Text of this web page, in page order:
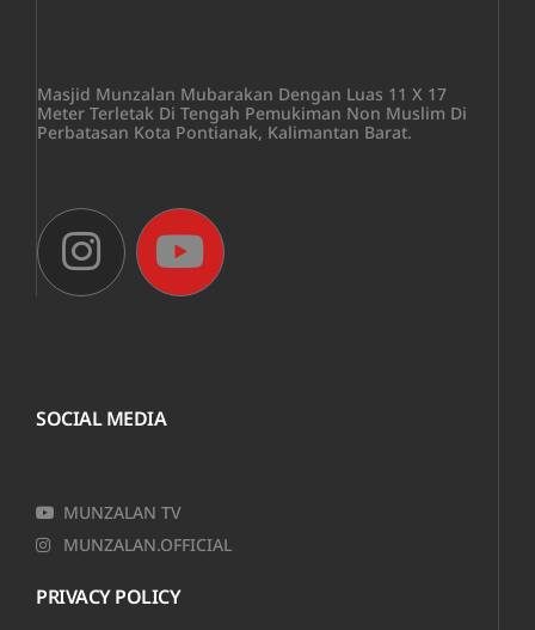
Masjid Munzalan Mubarakan Dengan Luas 11 X 17
Meter Terletak Di Tengah Pemukiman Non Muslim Di
Perbatasan Kota Pontianak, Kalimantan Barat.
SOCIAL MEDIA
MUNZALAN TV
MUNZALAN.OFFICIAL
PRIVACY POLICY